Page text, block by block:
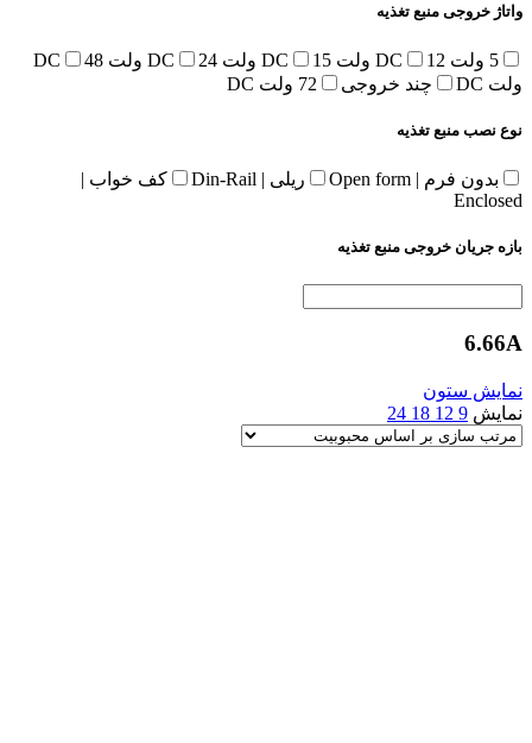
واتاژ خروجی منبع تغذیه
5 ولت DC 12 ولت DC 15 ولت DC 24 ولت DC
48
ولت DC
چند خروجی 72 ولت DC
نوع نصب منبع تغذیه
بدون فرم | Open form ریلی | Din-Rail
کف خواب |
Enclosed
بازه جریان خروجی منبع تغذیه
6.66A
نمایش ستون
نمایش 9
12
18
24